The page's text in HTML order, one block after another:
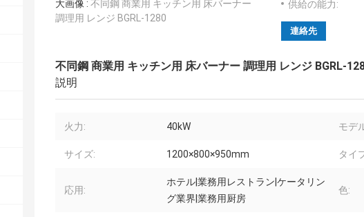
大画像 : 不同鋼 商業用 キッチン用 床バーナー
調理用 レンジ BGRL-1280
供給の能力:
連絡先
不同鋼 商業用 キッチン用 床バーナー 調理用 レンジ BGRL-
説明
火力: 40kW モデ
サイズ: 1200×800×950mm タイ
応用:
ホテル|業務用レストラン|ケータリン
グ業界|業務用厨房
色: